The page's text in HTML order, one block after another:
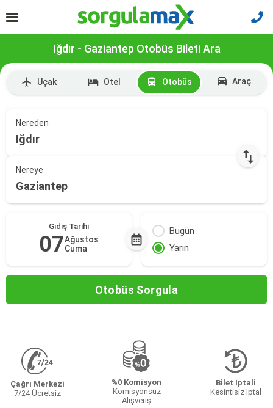
Iğdır - Gaziantep Otobüs Bileti Ara
Uçak Otel Otobüs Araç
Nereden
Iğdır
Nereye
Gaziantep
Gidiş Tarihi
07Ağustos
Cuma
Bugün
Yarın
Otobüs Sorgula
Çağrı Merkezi
7/24 Ücretsiz
%0 Komisyon
Komisyonsuz
Alışveriş
Bilet İptali
Kesintisiz İptal